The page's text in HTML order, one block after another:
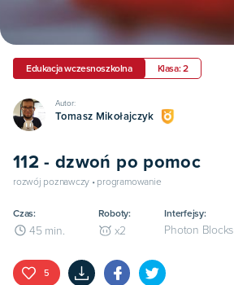
Edukacja wczesnoszkolna Klasa: 2
Autor:
Tomasz Mikołajczyk
112 - dzwoń po pomoc
rozwój poznawczy • programowanie
Czas:
45min.
Roboty:
x2
Interfejsy:
Photon Blocks
5